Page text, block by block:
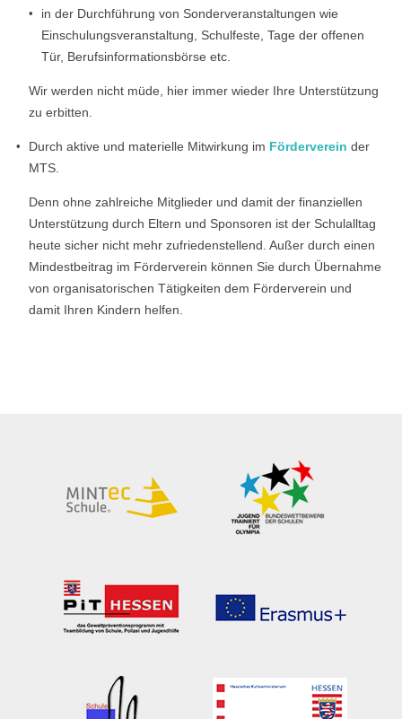
in der Durchführung von Sonderveranstaltungen wie
Einschulungsveranstaltung, Schulfeste, Tage der offenen
Tür, Berufsinformationsbörse etc.
Wir werden nicht müde, hier immer wieder Ihre Unterstützung
zu erbitten.
Durch aktive und materielle Mitwirkung im Förderverein der
MTS.
Denn ohne zahlreiche Mitglieder und damit der finanziellen
Unterstützung durch Eltern und Sponsoren ist der Schulalltag
heute sicher nicht mehr zufriedenstellend. Außer durch einen
Mindestbeitrag im Förderverein können Sie durch Übernahme
von organisatorischen Tätigkeiten dem Förderverein und
damit Ihren Kindern helfen.